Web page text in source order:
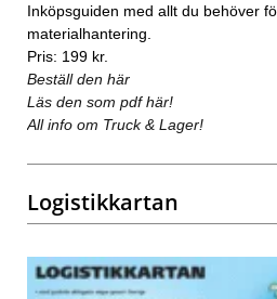
Inköpsguiden med allt du behöver
materialhantering.
Pris: 199 kr.
Beställ den här
Läs den som pdf här!
All info om Truck & Lager!
Logistikkartan